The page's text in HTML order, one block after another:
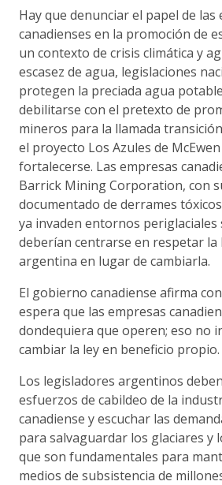
Hay que denunciar el papel de
canadienses en la promoción de
un contexto de crisis climática y
escasez de agua, legislaciones
protegen la preciada agua
debilitarse con el pretexto de
mineros para la llamada
el proyecto Los Azules de
fortalecerse. Las empresas
Barrick Mining Corporation, con
documentado de derrames
ya invaden entornos periglaciales
deberían centrarse en respetar la
argentina en lugar de cambiarla.
El gobierno canadiense afirma
espera que las empresas
dondequiera que operen; eso no
cambiar la ley en beneficio propio.
Los legisladores argentinos
esfuerzos de cabildeo de la
canadiense y escuchar las
para salvaguardar los glaciares y
que son fundamentales para
medios de subsistencia de